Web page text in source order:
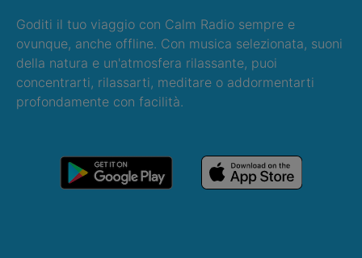
Goditi il tuo viaggio con Calm Radio sempre e
ovunque, anche offline. Con musica selezionata, suoni
della natura e un'atmosfera rilassante, puoi
concentrarti, rilassarti, meditare o addormentarti
profondamente con facilità.